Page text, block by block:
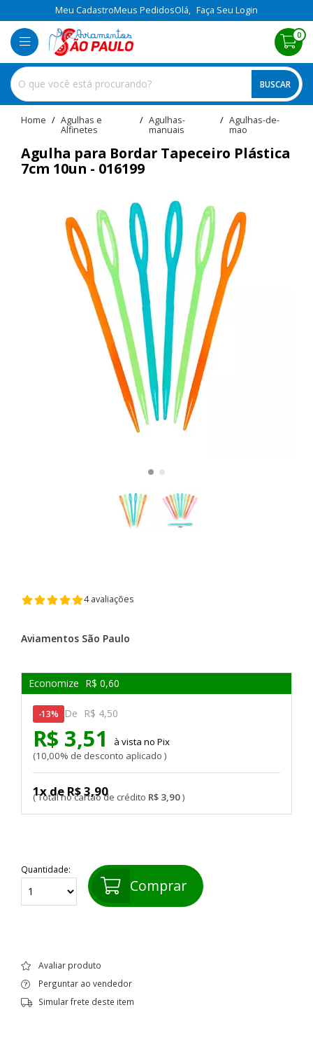
Meu CadastroMeus PedidosOlá, Faça Seu Login
BUSCAR
0
home
Agulhas e
Alfinetes
agulhas-
manuais
agulhas-de-
mao
Agulha para Bordar Tapeceiro Plástica
7cm 10un - 016199
4 avaliações
Aviamentos São Paulo
De R$ 4,50
R$ 3,90
Economize R$ 0,60
13%
1x de R$ 3,90
R$ 3,51
10,00% de desconto aplicado
Pix
Quantidade:
Comprar
Avaliar produto
Perguntar ao vendedor
Simular frete deste item